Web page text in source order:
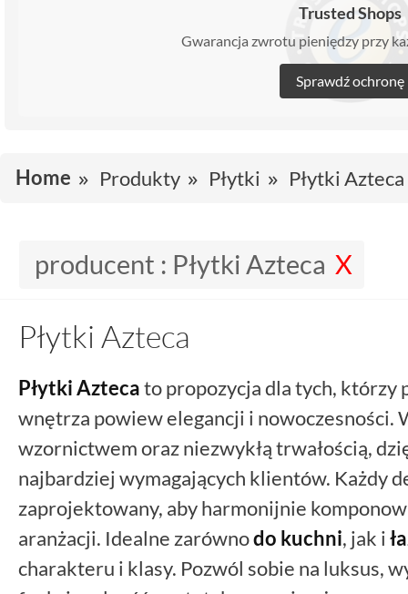
Trusted Shops
Gwarancja zwrotu pieniędzy przy
Sprawdź ochronę
Home Produkty Płytki Płytki Azteca
producent : Płytki Azteca
Płytki Azteca
Płytki Aztecato propozycja dla tych, którzy
wnętrza powiew elegancji i nowoczesności.
wzornictwem oraz niezwykłą trwałością,
najbardziej wymagających klientów. Każdy
zaprojektowany, aby harmonijnie
aranżacji. Idealne zarównodo kuchni, jak i
charakteru i klasy. Pozwól sobie na luksus,